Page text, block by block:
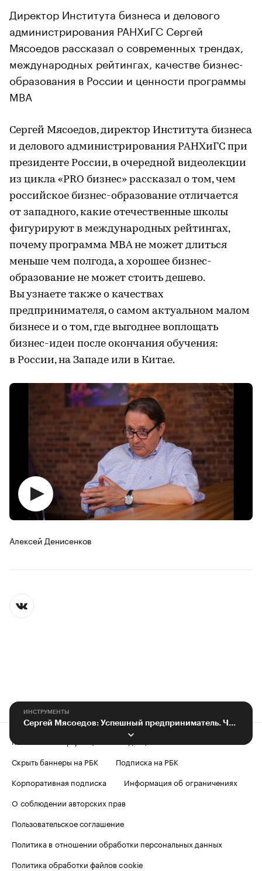
Директор Института бизнеса и делового
администрирования РАНХиГС Сергей
Мясоедов рассказал о современных трендах,
международных рейтингах, качестве бизнес-
образования в России и ценности программы
MBA
Сергей Мясоедов, директор Института бизнеса
и делового администрирования РАНХиГС при
президенте России, в очередной видеолекции
из цикла «PRO бизнес» рассказал о том, чем
российское бизнес-образование отличается
от западного, какие отечественные школы
фигурируют в международных рейтингах,
почему программа MBA не может длиться
меньше чем полгода, а хорошее бизнес-
образование не может стоить дешево.
Вы узнаете также о качествах
предпринимателя, о самом актуальном малом
бизнесе и о том, где выгоднее воплощать
бизнес-идеи после окончания обучения:
в России, на Западе или в Китае.
Алексей Денисенков
ИНСТРУМЕНТЫ
Контактная информация
Редакция
Скрыть баннеры на РБК
Подписка на РБК
Корпоративная подписка
Информация об ограничениях
О соблюдении авторских прав
Пользовательское соглашение
Политика в отношении обработки персональных данных
Политика обработки файлов cookie